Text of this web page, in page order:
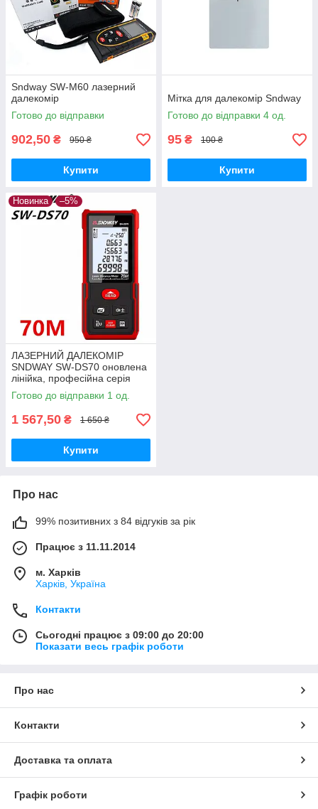
Sndway SW-M60 лазерний
далекомір
Готово до відправки
902,50 ₴ 950 ₴
Купити
Мітка для далекомір Sndway
Готово до відправки 4 од.
95 ₴ 100 ₴
Купити
Новинка –5%
ЛАЗЕРНИЙ ДАЛЕКОМІР
SNDWAY SW-DS70 оновлена
лінійка, професійна серія
Готово до відправки 1 од.
1 567,50 ₴ 1 650 ₴
Купити
Про нас
99% позитивних з 84 відгуків за рік
Працює з 11.11.2014
м. Харків
Харків, Україна
Контакти
Сьогодні працює з 09:00 до 20:00
Показати весь графік роботи
Про нас
Контакти
Доставка та оплата
Графік роботи